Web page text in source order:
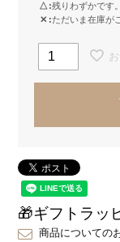
△ 残りわずかです。
✕
ただいま在庫が
🎁ギフトラッ
商品についての